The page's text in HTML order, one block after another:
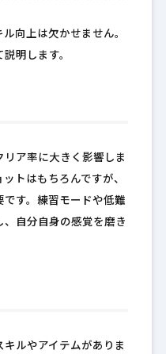
向上は欠かせません。
明します。
ア率に大きく影響しま
トはもちろんですが、
す。練習モードや低難
自分自身の感覚を磨き
ルやアイテムがありま